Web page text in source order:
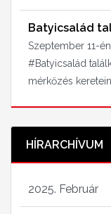
Batyicsalád
Szeptember 11-
#Batyicsalád
mérkőzés keretein
HÍRARCHÍVUM
2025. Február